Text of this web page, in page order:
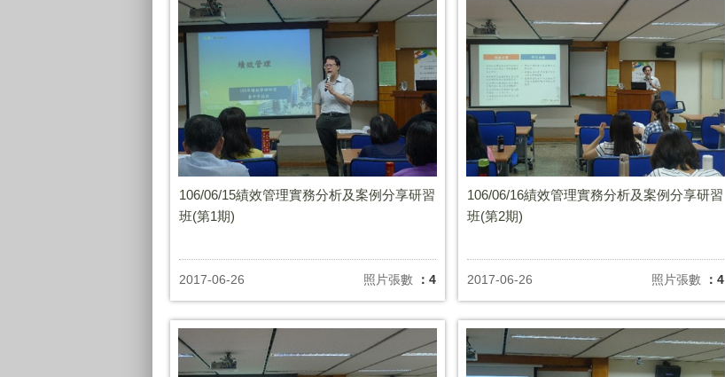
106/06/15績效管理實務分析及案例分享研習
班(第1期)
2017-06-26 照片張數 ：4
106/06/16績效管理實務分析及案例分享研習
班(第2期)
2017-06-26 照片張數 ：4